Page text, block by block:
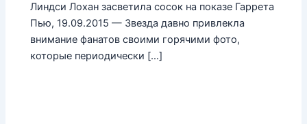
Линдси Лохан засветила сосок на показе Гаррета
Пью, 19.09.2015 — Звезда давно привлекла
внимание фанатов своими горячими фото,
которые периодически […]